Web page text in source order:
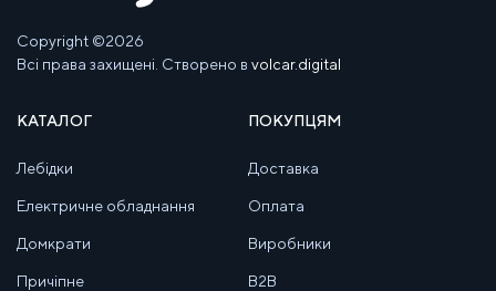
Copyright ©2026
Всі права захищені. Створено в volcar.digital
КАТАЛОГ
Лебідки
Електричне обладнання
Домкрати
Причіпне
ПОКУПЦЯМ
Доставка
Оплата
Виробники
B2B